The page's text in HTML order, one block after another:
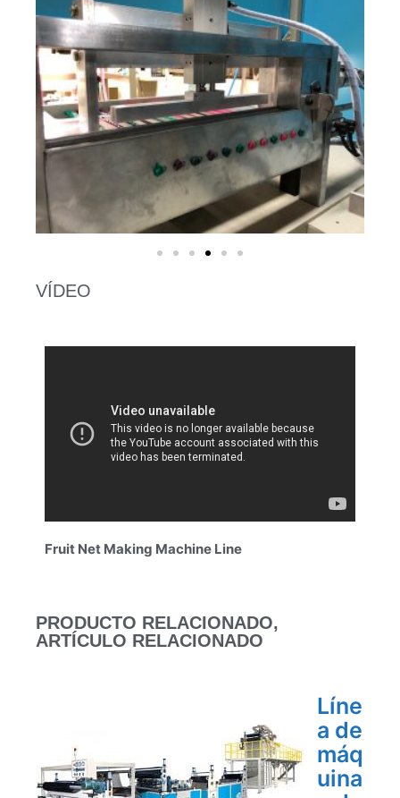
VÍDEO
Fruit Net Making Machine Line
PRODUCTO RELACIONADO,
ARTÍCULO RELACIONADO
Líne
a de
máq
uina